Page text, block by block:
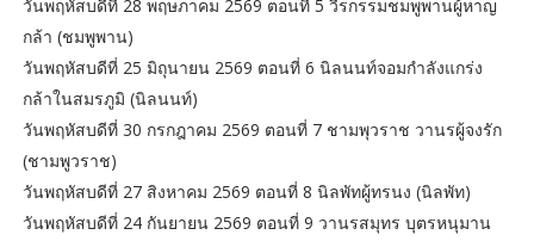
วันพฤหัสบดีที่ 28 พฤษภาคม 2569 ตอนที่ 5 วีรกรรมชมพูพานผู้หาญ
กล้า (ชมพูพาน)
วันพฤหัสบดีที่ 25 มิถุนายน 2569 ตอนที่ 6 นิลนนท์จอมกำลังแกร่ง
กล้าในสมรภูมิ (นิลนนท์)
วันพฤหัสบดีที่ 30 กรกฎาคม 2569 ตอนที่ 7 ชามพุวราช วานรผู้จงรัก
(ชามพูวราช)
วันพฤหัสบดีที่ 27 สิงหาคม 2569 ตอนที่ 8 นิลพัทผู้ทรนง (นิลพัท)
วันพฤหัสบดีที่ 24 กันยายน 2569 ตอนที่ 9 วานรสมุทร บุตรหนุมาน